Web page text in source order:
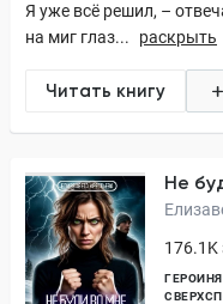
Я уже всё решил, –
на миг глаз...
раскрыть
Читать книгу
Не
176.1K